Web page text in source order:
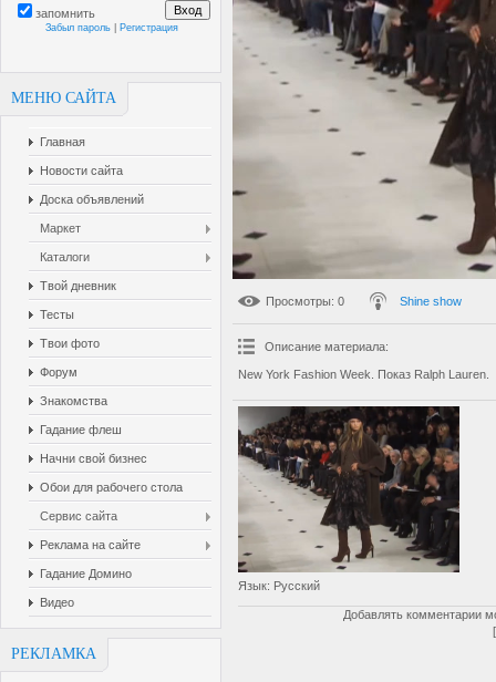
запомнить
Забыл пароль Регистрация
МЕНЮ САЙТА
Главная
Новости сайта
Доска объявлений
Маркет
Каталоги
Твой дневник
Тесты
Твои фото
Форум
Знакомства
Гадание флеш
Начни свой бизнес
Обои для рабочего стола
Сервис сайта
Реклама на сайте
Гадание Домино
Видео
РЕКЛАМКА
Просмотры: 0 Shine show
Описание материала:
New York Fashion Week. Показ Ralph Lauren.
Язык: Русский
Добавлять комментарии